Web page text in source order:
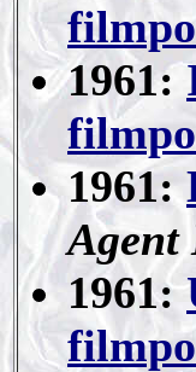
1961:
1961:
Agent
1961: